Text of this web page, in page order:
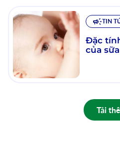
TIN
Đặc
của
Tải